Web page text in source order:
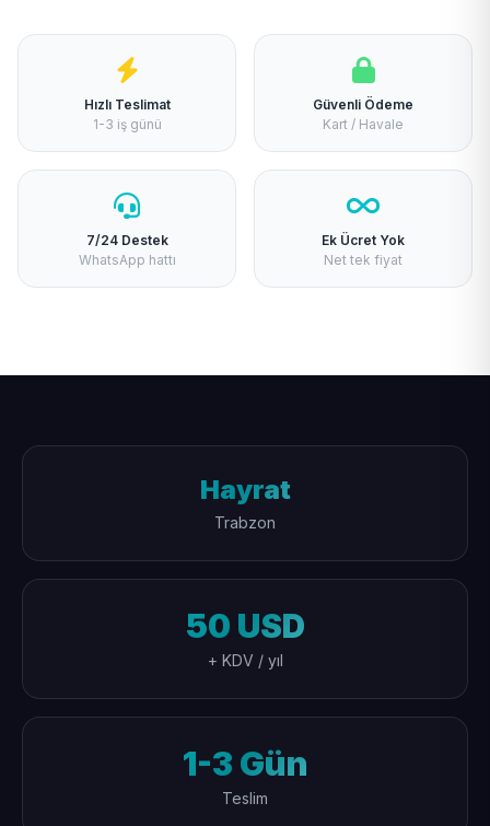
Hızlı Teslimat
1-3 iş günü
Güvenli Ödeme
Kart / Havale
7/24 Destek
WhatsApp hattı
Ek Ücret Yok
Net tek fiyat
Hayrat
Trabzon
50 USD
+ KDV / yıl
1-3 Gün
Teslim